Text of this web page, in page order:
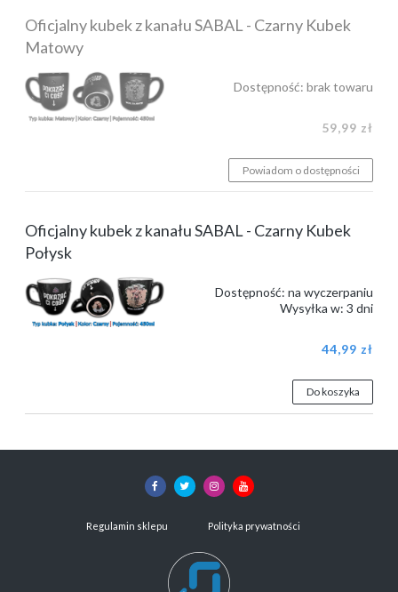
Oficjalny kubek z kanału SABAL - Czarny Kubek
Matowy
Dostępność: brak towaru
59,99 zł
Powiadom o dostępności
Oficjalny kubek z kanału SABAL - Czarny Kubek
Połysk
Dostępność: na wyczerpaniu
Wysyłka w: 3 dni
44,99 zł
Do koszyka
Regulamin sklepu Polityka prywatności